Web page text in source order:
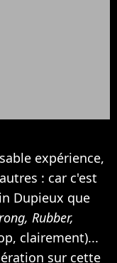
expérience,
: car c'est
Dupieux que
Rubber,
clairement)...
sur cette